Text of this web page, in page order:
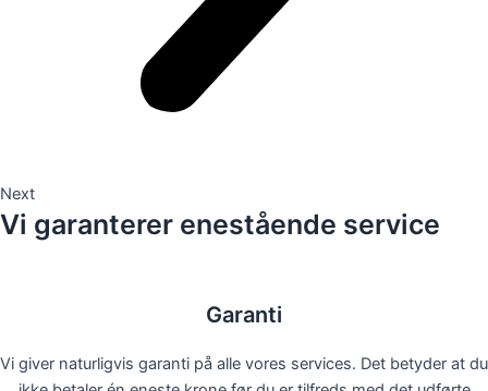
Next
Vi garanterer enestående service
Garanti
Vi giver naturligvis garanti på alle vores services. Det betyder at du